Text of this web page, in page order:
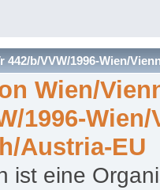
442/b/VVW/1996-Wien/
Wien/
1996-Wien/
Austria-EU
ist eine